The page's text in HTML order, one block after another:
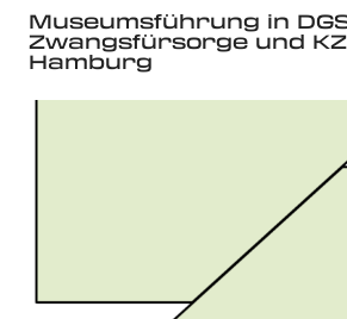
Museumsführung in
Zwangsfürsorge und
Hamburg